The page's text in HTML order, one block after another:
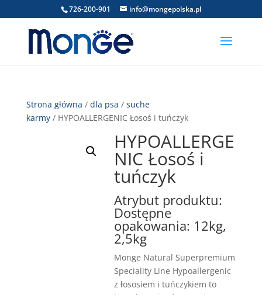
726-200-901 info@mongepolska.pl
Strona główna / dla psa / suche
karmy/ HYPOALLERGENIC Łosoś i tuńczyk
HYPOALLERGE
NIC Łosoś i
tuńczyk
Atrybut produktu:
Dostępne
opakowania: 12kg,
2,5kg
Monge Natural Superpremium
Speciality Line Hypoallergenic
z łososiem i tuńczykiem to